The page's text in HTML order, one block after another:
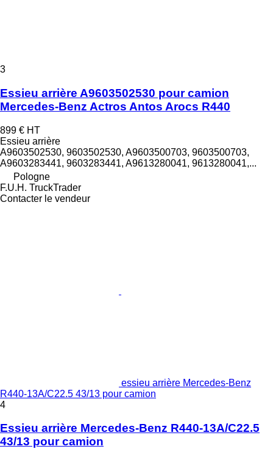
3
Essieu arrière A9603502530 pour camion
Mercedes-Benz Actros Antos Arocs R440
899 € HT
Essieu arrière
A9603502530, 9603502530, A9603500703, 9603500703,
A9603283441, 9603283441, A9613280041, 9613280041,...
Pologne
F.U.H. TruckTrader
Contacter le vendeur
essieu arrière Mercedes-Benz
R440-13A/C22.5 43/13 pour camion
4
Essieu arrière Mercedes-Benz R440-13A/C22.5
43/13 pour camion